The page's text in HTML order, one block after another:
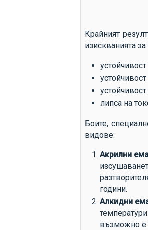
Крайният
изискванията
липса на
Боите,
видове:
Акрилни
години.
Алкидни
възможно е